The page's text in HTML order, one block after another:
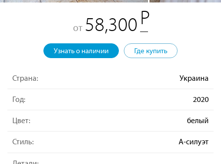
от 58,300
Узнать о наличии Где купить
Страна: Украина
Год: 2020
Цвет: белый
Стиль: А-силуэт